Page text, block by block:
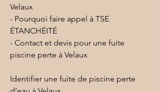
Velaux
- Pourquoi faire appel à TSE
ÉTANCHÉITÉ
- Contact et devis pour une fuite
piscine perte à Velaux
Identifier une fuite de piscine perte